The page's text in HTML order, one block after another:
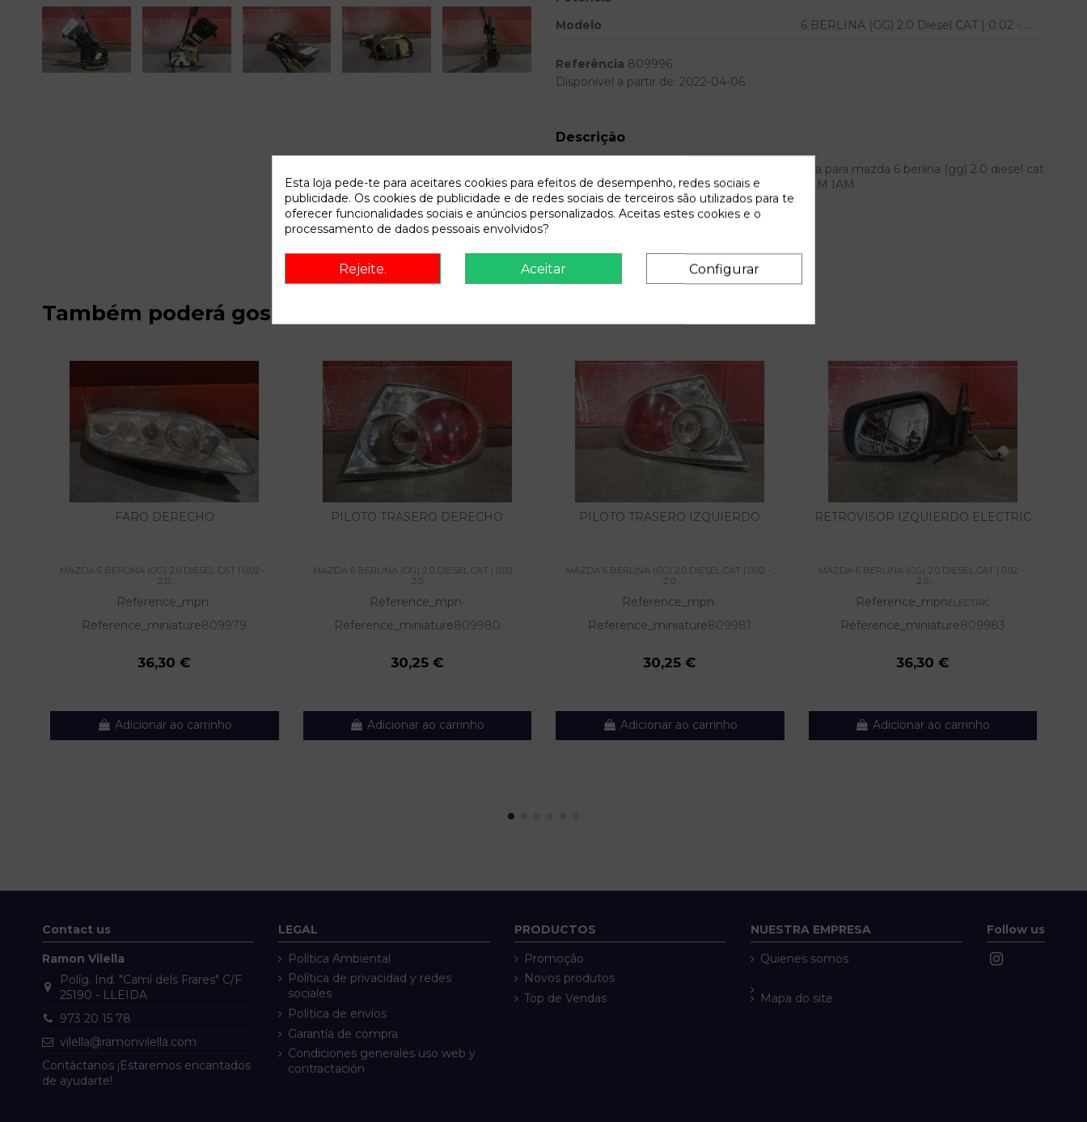
Modelo
6 BERLINA (GG) 2.0 Diesel CAT | 0.02 - ...
Referência 809996
Disponível a partir de: 2022-04-06
Descrição
Recambio de cerradura puerta trasera izquierda para mazda 6 berlina (gg) 2.0 diesel cat
| 0.02 - ... 2.0 diesel cat | 0.02 - ... referencia OEM IAM
Também poderá gostar
FARO DERECHO
MAZDA 6 BERLINA (GG) 2.0 DIESEL CAT | 0.02 - ...
2.0...
Reference_mpn-
Reference_miniature809979
36,30 €
Adicionar ao carrinho
PILOTO TRASERO DERECHO
MAZDA 6 BERLINA (GG) 2.0 DIESEL CAT | 0.02 - ...
2.0...
Reference_mpn-
Reference_miniature809980
30,25 €
Adicionar ao carrinho
PILOTO TRASERO IZQUIERDO
MAZDA 6 BERLINA (GG) 2.0 DIESEL CAT | 0.02 - ...
2.0...
Reference_mpn-
Reference_miniature809981
30,25 €
Adicionar ao carrinho
RETROVISOR IZQUIERDO ELECTRIC
MAZDA 6 BERLINA (GG) 2.0 DIESEL CAT | 0.02 - ...
2.0...
Reference_mpnELECTRIC
Reference_miniature809983
36,30 €
Adicionar ao carrinho
Contact us
Ramon Vilella
Políg. Ind. "Camí dels Frares" C/F
25190 - LLEIDA
973 20 15 78
vilella@ramonvilella.com
Contáctanos ¡Estaremos encantados
de ayudarte!
LEGAL
Política Ambiental
Política de privacidad y redes
sociales
Política de envíos
Garantía de compra
Condiciones generales uso web y
contractación
PRODUCTOS
Promoção
Novos produtos
Top de Vendas
NUESTRA EMPRESA
Quienes somos
Mapa do site
Follow us
Esta loja pede-te para aceitares cookies para efeitos de desempenho, redes sociais e
publicidade. Os cookies de publicidade e de redes sociais de terceiros são utilizados para te
oferecer funcionalidades sociais e anúncios personalizados. Aceitas estes cookies e o
processamento de dados pessoais envolvidos?
Rejeite. Aceitar Configurar